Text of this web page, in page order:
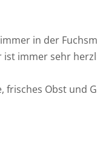
in der
ist immer sehr
Obst und